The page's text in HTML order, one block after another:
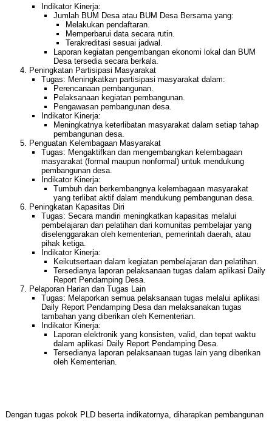
Indikator Kinerja:
Jumlah BUM Desa atau BUM Desa Bersama yang:
Melakukan pendaftaran.
Memperbarui data secara rutin.
Terakreditasi sesuai jadwal.
Laporan kegiatan pengembangan ekonomi lokal dan BUM
Desa tersedia secara berkala.
Peningkatan Partisipasi Masyarakat
Tugas: Meningkatkan partisipasi masyarakat dalam:
Perencanaan pembangunan.
Pelaksanaan kegiatan pembangunan.
Pengawasan pembangunan desa.
Indikator Kinerja:
Meningkatnya keterlibatan masyarakat dalam setiap tahap
pembangunan desa.
Penguatan Kelembagaan Masyarakat
Tugas: Mengaktifkan dan mengembangkan kelembagaan
masyarakat (formal maupun nonformal) untuk mendukung
pembangunan desa.
Indikator Kinerja:
Tumbuh dan berkembangnya kelembagaan masyarakat
yang terlibat aktif dalam mendukung pembangunan desa.
Peningkatan Kapasitas Diri
Tugas: Secara mandiri meningkatkan kapasitas melalui
pembelajaran dan pelatihan dari komunitas pembelajar yang
diselenggarakan oleh kementerian, pemerintah daerah, atau
pihak ketiga.
Indikator Kinerja:
Keikutsertaan dalam kegiatan pembelajaran dan pelatihan.
Tersedianya laporan pelaksanaan tugas dalam aplikasi Daily
Report Pendamping Desa.
Pelaporan Harian dan Tugas Lain
Tugas: Melaporkan semua pelaksanaan tugas melalui aplikasi
Daily Report Pendamping Desa dan melaksanakan tugas
tambahan yang diberikan oleh Kementerian.
Indikator Kinerja:
Laporan elektronik yang konsisten, valid, dan tepat waktu
dalam aplikasi Daily Report Pendamping Desa.
Tersedianya laporan pelaksanaan tugas lain yang diberikan
oleh Kementerian.
Dengan tugas pokok PLD beserta indikatornya, diharapkan pembangunan